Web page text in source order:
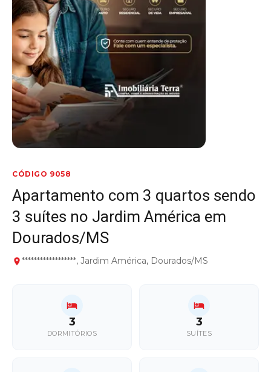
CÓDIGO 9058
Apartamento com 3 quartos sendo
3 suítes no Jardim América em
Dourados/MS
******************, Jardim América, Dourados/MS
3
DORMITÓRIOS
3
SUÍTES